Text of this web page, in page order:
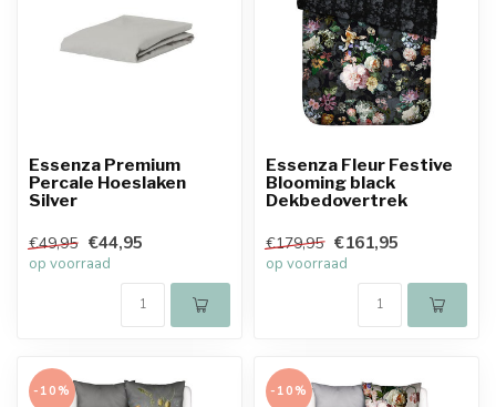
Essenza Premium
Percale Hoeslaken
Silver
€49,95 €44,95
op voorraad
Essenza Fleur Festive
Blooming black
Dekbedovertrek
€179,95 €161,95
op voorraad
-10% -10%